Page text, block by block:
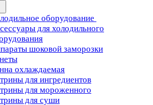
оборудование
для холодильного
шоковой заморозки
охлаждаемая
для ингредиентов
для мороженного
для суши